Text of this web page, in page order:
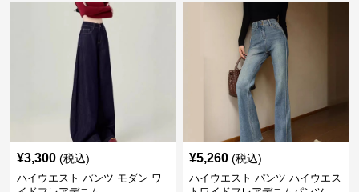
¥3,300 (税込)
ハイウエスト パンツ モダン ワ
¥5,260 (税込)
ハイウエスト パンツ ハイウエス